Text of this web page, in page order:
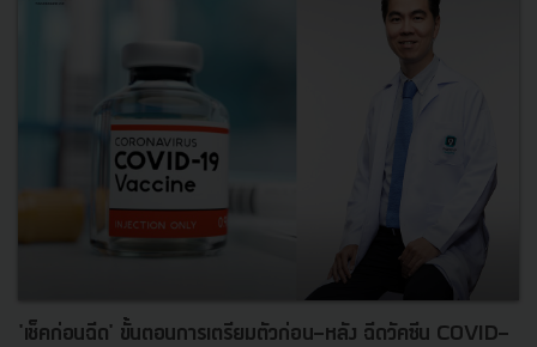
'เช็คก่อนฉีด' ขั้นตอนการเตรียมตัวก่อน-หลัง ฉีดวัคซีน COVID-